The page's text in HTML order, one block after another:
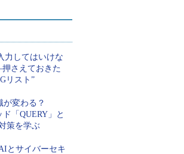
力してはいけな
さえておきた
リスト”
が変わる？
「QUERY」と
策を学ぶ
とサイバーセキ